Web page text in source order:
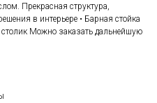
Прекрасная структура,
в интерьере • Барная стойка
Можно заказать дальнейшую